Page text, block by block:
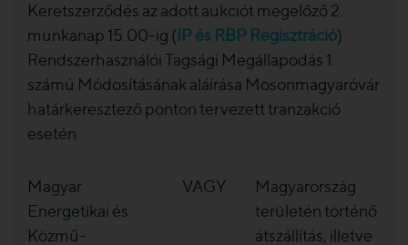
Keretszerződés az adott aukciót megelőző 2.
munkanap 15.00-ig ( IP és RBP Regisztráció)
Rendszerhasználói Tagsági Megállapodás 1.
számú Módosításának aláírása Mosonmagyaróvár
határkeresztező ponton tervezett tranzakció
esetén
Magyar
Energetikai és
Közmű-
VAGY
Magyarország
területén történő
átszállítás, illetve